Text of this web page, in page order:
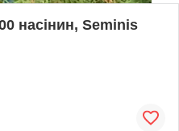
насінин, Seminis